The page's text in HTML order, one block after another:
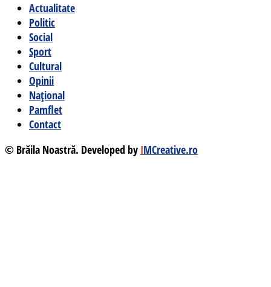
Actualitate
Politic
Social
Sport
Cultural
Opinii
Național
Pamflet
Contact
© Brăila Noastră. Developed by IMCreative.ro